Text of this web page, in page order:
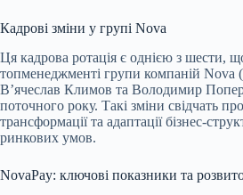
Кадрові зміни у групі Nova
Ця кадрова ротація є однією з шести,
топменеджменті групи компаній Nova
В’ячеслав Климов та Володимир
поточного року. Такі зміни свідчать
трансформації та адаптації бізнес-
ринкових умов.
NovaPay: ключові показники та